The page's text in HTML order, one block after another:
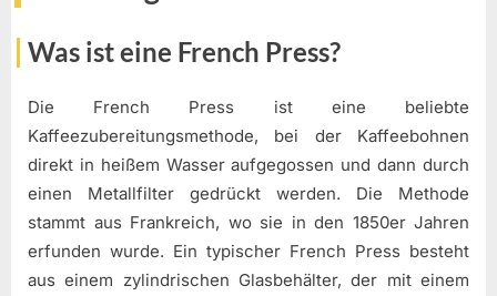
Was ist eine French Press?
Die French Press ist eine beliebte
Kaffeezubereitungsmethode, bei der Kaffeebohnen
direkt in heißem Wasser aufgegossen und dann durch
einen Metallfilter gedrückt werden. Die Methode
stammt aus Frankreich, wo sie in den 1850er Jahren
erfunden wurde. Ein typischer French Press besteht
aus einem zylindrischen Glasbehälter, der mit einem